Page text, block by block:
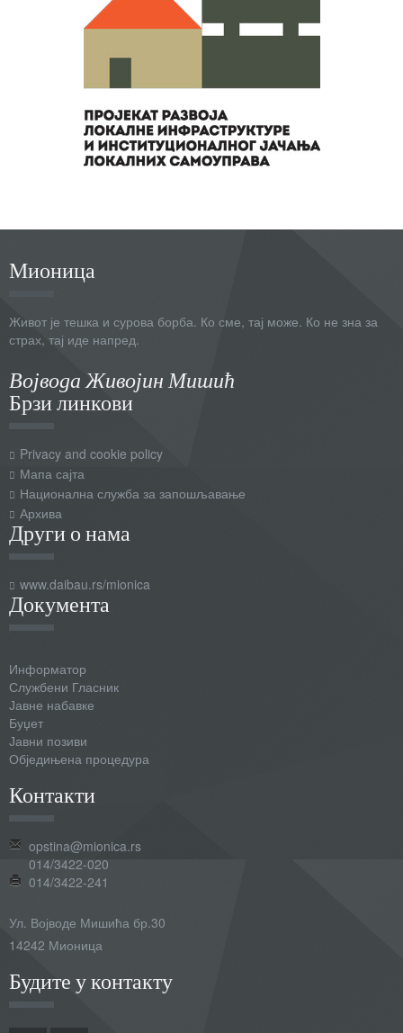
Мионица
Живот је тешка и сурова борба. Ко сме, тај може. Ко не зна за
страх, тај иде напред.
Војвода Живојин Мишић
Брзи линкови
Privacy and cookie policy
Мапа сајта
Национална служба за запошљавање
Архива
Други о нама
www.daibau.rs/mionica
Документа
Информатор
Службени Гласник
Јавне набавке
Буџет
Јавни позиви
Обједињена процедура
Контакти
opstina@mionica.rs
014/3422-020
014/3422-241
Ул. Војводе Мишића бр.30
14242 Мионица
Будите у контакту